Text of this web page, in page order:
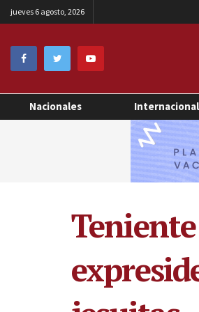
jueves 6 agosto, 2026
Nacionales